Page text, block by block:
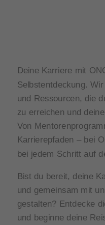
Deine Karriere mit
Selbstentdeckung.
und Ressourcen, die
zu erreichen und
Von
Karrierepfaden – bei
bei jedem Schritt auf
Bist du bereit, deine
und gemeinsam mit
gestalten? Entdecke
und beginne deine